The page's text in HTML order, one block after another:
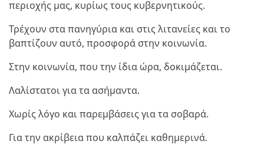
περιοχής μας, κυρίως τους κυβερνητικούς.
Τρέχουν στα πανηγύρια και στις λιτανείες και το
βαπτίζουν αυτό, προσφορά στην κοινωνία.
Στην κοινωνία, που την ίδια ώρα, δοκιμάζεται.
Λαλίστατοι για τα ασήμαντα.
Χωρίς λόγο και παρεμβάσεις για τα σοβαρά.
Για την ακρίβεια που καλπάζει καθημερινά.